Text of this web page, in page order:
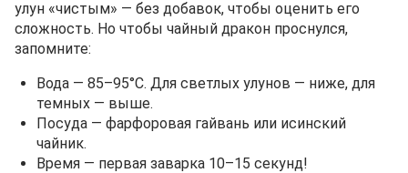
улун «чистым» — без добавок, чтобы оценить его
сложность. Но чтобы чайный дракон проснулся,
запомните:
Вода — 85–95°C. Для светлых улунов — ниже, для
темных — выше.
Посуда — фарфоровая гайвань или исинский
чайник.
Время — первая заварка 10–15 секунд!